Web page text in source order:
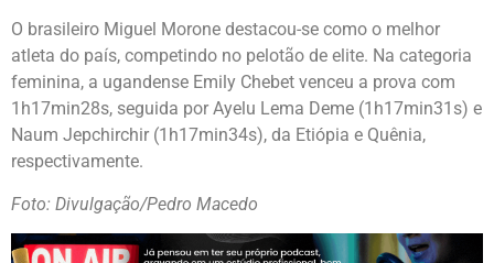
O brasileiro Miguel Morone destacou-se como o melhor
atleta do país, competindo no pelotão de elite. Na categoria
feminina, a ugandense Emily Chebet venceu a prova com
1h17min28s, seguida por Ayelu Lema Deme (1h17min31s) e
Naum Jepchirchir (1h17min34s), da Etiópia e Quênia,
respectivamente.
Foto: Divulgação/Pedro Macedo